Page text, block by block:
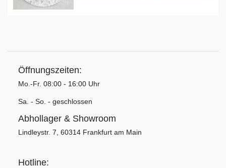
Öffnungszeiten:
Mo.-Fr. 08:00 - 16:00 Uhr
Sa. - So. - geschlossen
Abhollager & Showroom
Lindleystr. 7, 60314 Frankfurt am Main
Hotline: